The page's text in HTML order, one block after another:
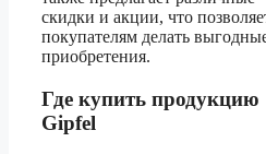
скидки и акции, что
покупателям делать
приобретения.
Где купить продукцию
Gipfel